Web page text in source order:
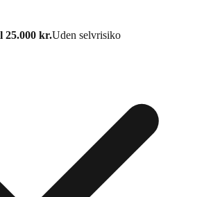
25.000 kr.Uden selvrisiko